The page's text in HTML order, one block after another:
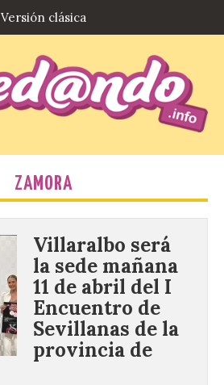
Versión clásica
ZAMORA
Villaralbo será
la sede mañana
11 de abril del I
Encuentro de
Sevillanas de la
provincia de